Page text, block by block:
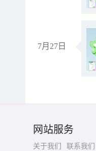
7月27日
网站服务
关于我们 联系我们